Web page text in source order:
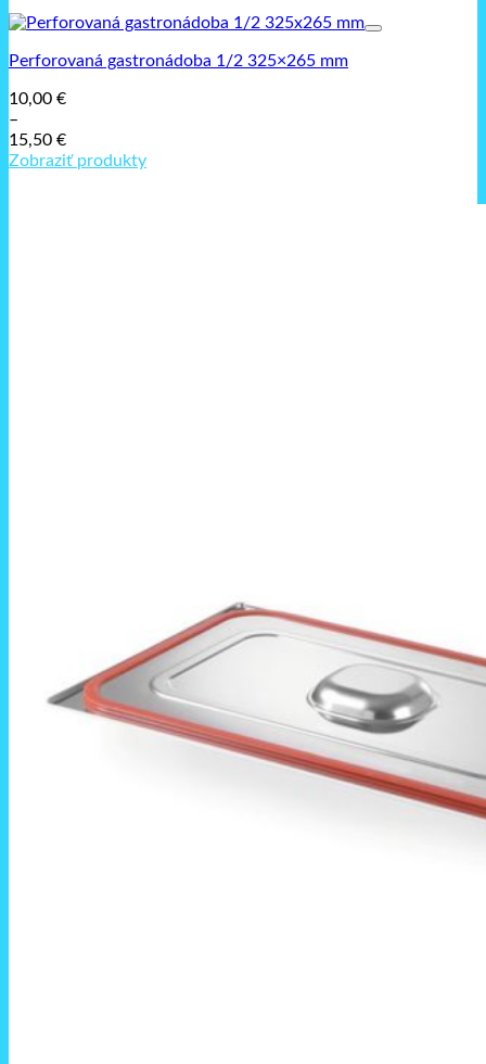
15,00 €
through
48,00 €
Perforovaná gastronádoba 1/2 325×265 mm
10,00 €
–
15,50 €
Price
Zobraziť produkty